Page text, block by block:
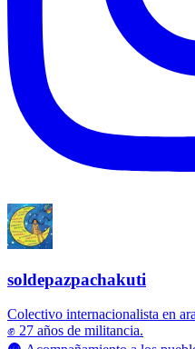
soldepazpachakuti
Colectivo internacionalista en
✊ 27 años de militancia.